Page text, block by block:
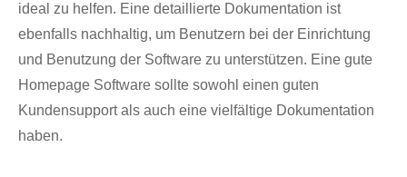
ideal zu helfen. Eine detaillierte Dokumentation ist
ebenfalls nachhaltig, um Benutzern bei der Einrichtung
und Benutzung der Software zu unterstützen. Eine gute
Homepage Software sollte sowohl einen guten
Kundensupport als auch eine vielfältige Dokumentation
haben.